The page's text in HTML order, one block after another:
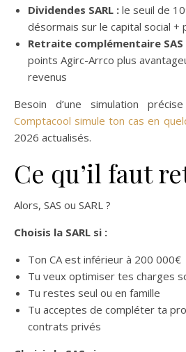
Dividendes SARL : le seuil de
désormais sur le capital social +
Retraite complémentaire SAS
points Agirc-Arrco plus
revenus
Besoin d’une simulation
Comptacool simule ton cas en
2026 actualisés.
Ce qu’il faut
Alors, SAS ou SARL ?
Choisis la SARL si :
Ton CA est inférieur à 200 000€
Tu veux optimiser tes charges
Tu restes seul ou en famille
Tu acceptes de compléter ta
contrats privés